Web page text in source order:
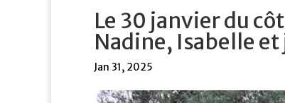
Le 30 janvier du
Nadine, Isabelle et
Jan 31, 2025